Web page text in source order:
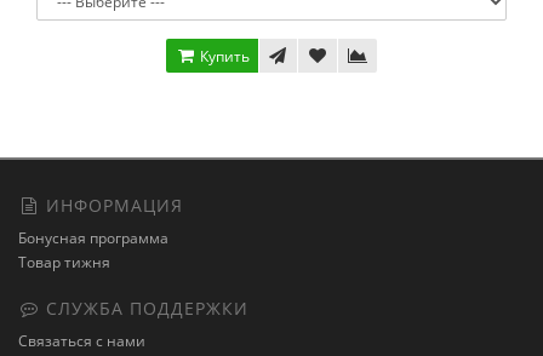
Купить
ИНФОРМАЦИЯ
Бонусная программа
Товар тижня
СЛУЖБА ПОДДЕРЖКИ
Связаться с нами